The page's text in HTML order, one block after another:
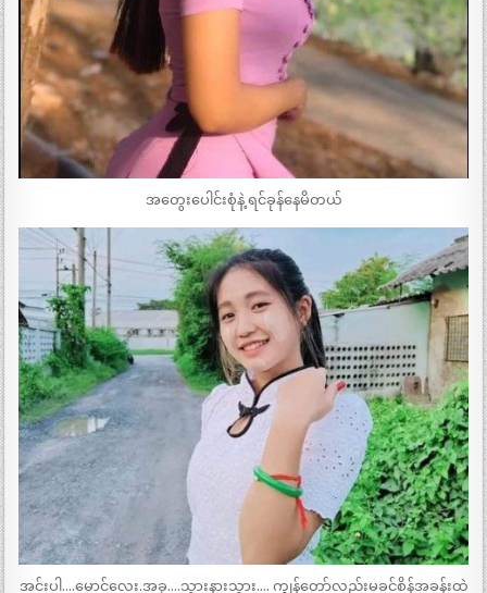
အတွေးပေါင်းစုံနဲ့ ရင်ခုန်နေမိတယ်
အင်းပါ….မောင်လေး.အခု….သွားနားသွား…. ကျွန်တော်လည်းမခင်စိန်အခန်းထဲ